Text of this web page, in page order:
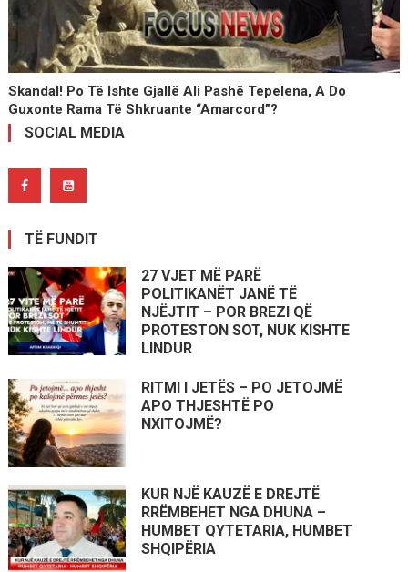
Skandal! Po Të Ishte Gjallë Ali Pashë Tepelena, A Do
Guxonte Rama Të Shkruante “Amarcord”?
SOCIAL MEDIA
TË FUNDIT
27 VJET MË PARË
POLITIKANËT JANË TË
NJËJTIT – POR BREZI QË
PROTESTON SOT, NUK KISHTE
LINDUR
RITMI I JETËS – PO JETOJMË
APO THJESHTË PO
NXITOJMË?
KUR NJË KAUZË E DREJTË
RRËMBEHET NGA DHUNA –
HUMBET QYTETARIA, HUMBET
SHQIPËRIA